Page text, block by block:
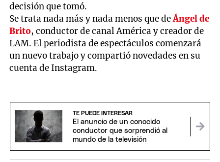
decisión que tomó.
Se trata nada más y nada menos que deÁngel de
Brito, conductor de canal América y creador de
LAM. El periodista de espectáculos comenzará
un nuevo trabajo y compartió novedades en su
cuenta de Instagram.
TE PUEDE INTERESAR
El anuncio de un conocido
conductor que sorprendió al
mundo de la televisión